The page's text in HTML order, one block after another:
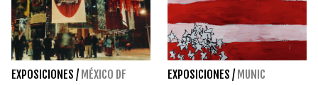
EXPOSICIONES / MÉXICO DF EXPOSICIONES / MUNIC